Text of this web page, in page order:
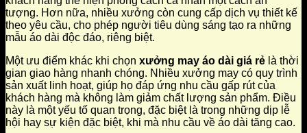
tượng. Hơn nữa, nhiều xưởng còn cung cấp dịch vụ thiết kế
theo yêu cầu, cho phép người tiêu dùng sáng tạo ra những
mẫu áo dài độc đáo, riêng biệt.
Một ưu điểm khác khi chọn xưởng may áo dài giá rẻ là thời
gian giao hàng nhanh chóng. Nhiều xưởng may có quy trình
sản xuất linh hoạt, giúp họ đáp ứng nhu cầu gấp rút của
khách hàng mà không làm giảm chất lượng sản phẩm. Điều
này là một yếu tố quan trọng, đặc biệt là trong những dịp lễ
hội hay sự kiện đặc biệt, khi mà nhu cầu về áo dài tăng cao.